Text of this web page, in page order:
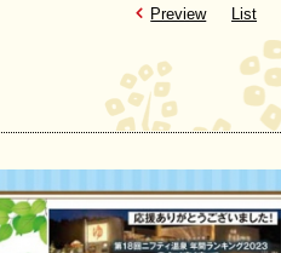
Preview List